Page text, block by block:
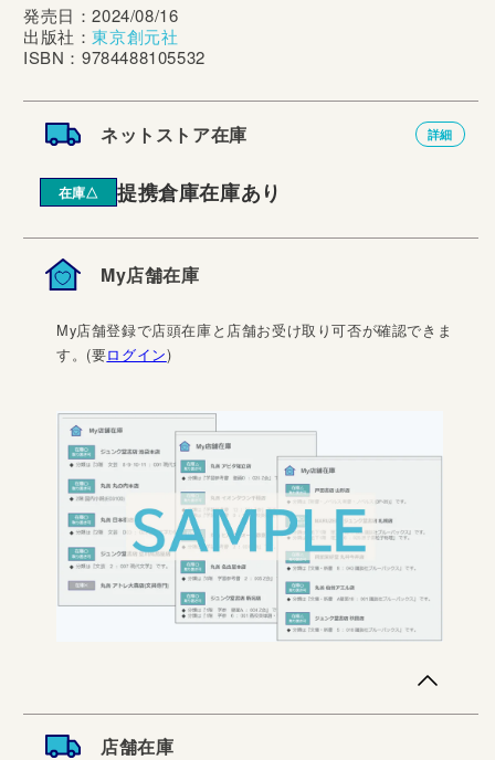
発売日：2024/08/16
出版社：東京創元社
ISBN：9784488105532
ネットストア在庫 詳細
在庫△ 提携倉庫在庫あり
My店舗在庫
My店舗登録で店頭在庫と店舗お受け取り可否が確認できま
す。(要ログイン)
店舗在庫